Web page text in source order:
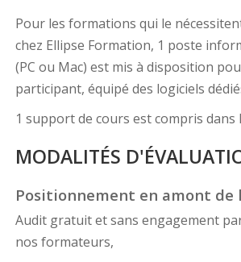
Pour les formations qui le
chez Ellipse Formation, 1 poste
(PC ou Mac) est mis à disposition
participant, équipé des logiciels
1 support de cours est compris
MODALITÉS
Positionnement en amont
Audit gratuit et sans engagement
nos formateurs,